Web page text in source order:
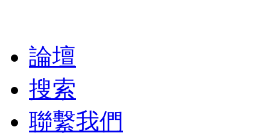
論壇
搜索
聯繫我們